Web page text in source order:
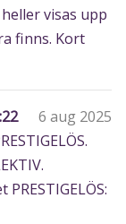
visas upp
finns. Kort
6 aug 2025